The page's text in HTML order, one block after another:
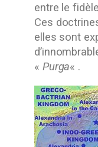
entre le
Ces
elles sont
« Purga« .